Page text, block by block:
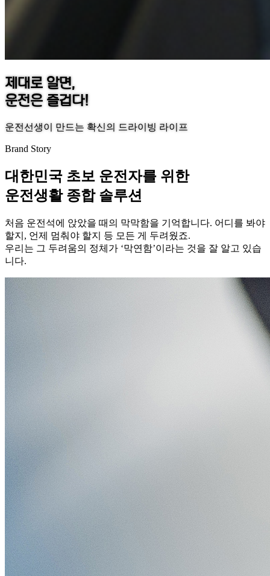
제대로 알면,
운전은 즐겁다!
운전선생이 만드는 확신의 드라이빙 라이프
Brand Story
대한민국 초보 운전자를 위한
운전생활 종합 솔루션
처음 운전석에 앉았을 때의 막막함을 기억합니다. 어디를 봐야
할지, 언제 멈춰야 할지 등 모든 게 두려웠죠.
우리는 그 두려움의 정체가 ‘막연함’이라는 것을 잘 알고 있습
니다.